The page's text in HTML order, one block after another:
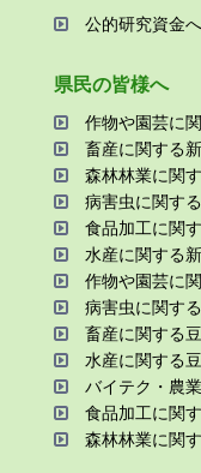
公的研究資金
県⺠の皆様へ
作物や園芸に
畜産に関する
森林林業に関
病害⾍に関す
⾷品加⼯に関
⽔産に関する
作物や園芸に
病害⾍に関す
畜産に関する
⽔産に関する
バイテク・農
⾷品加⼯に関
森林林業に関